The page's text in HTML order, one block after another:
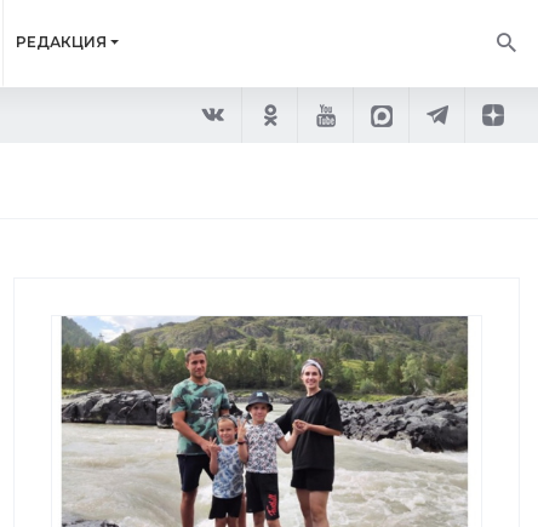
РЕДАКЦИЯ